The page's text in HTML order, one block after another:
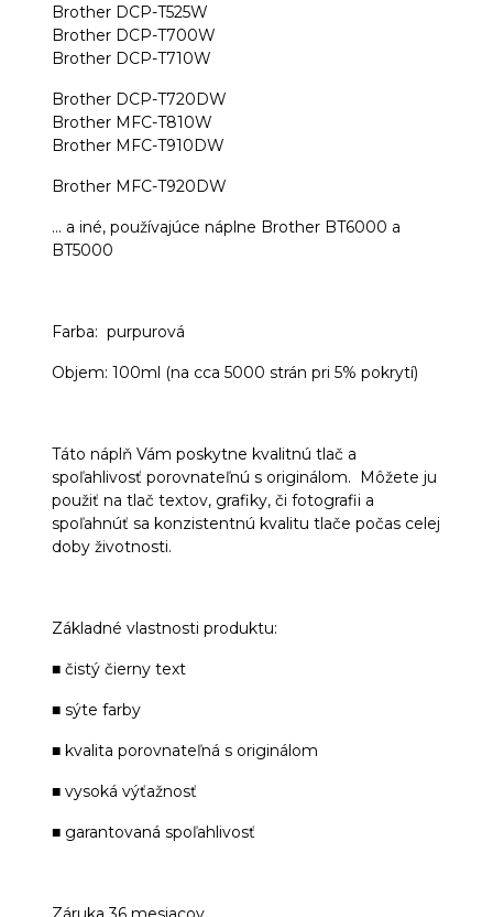
Brother DCP-T525W
Brother DCP-T700W
Brother DCP-T710W
Brother DCP-T720DW
Brother MFC-T810W
Brother MFC-T910DW
Brother MFC-T920DW
... a iné, používajúce náplne Brother BT6000 a
BT5000
Farba: purpurová
Objem: 100ml (na cca 5000 strán pri 5% pokrytí)
Táto náplň Vám poskytne kvalitnú tlač a
spoľahlivosť porovnateľnú s originálom. Môžete ju
použiť na tlač textov, grafiky, či fotografii a
spoľahnúť sa konzistentnú kvalitu tlače počas celej
doby životnosti.
Základné vlastnosti produktu:
■ čistý čierny text
■ sýte farby
■ kvalita porovnateľná s originálom
■ vysoká výťažnosť
■ garantovaná spoľahlivosť